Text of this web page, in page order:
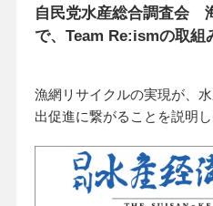
自民党水産総合調査会
で、 Team Re:ismの取組
漁網リサイクルの実現が、
出促進に繋がることを説明し